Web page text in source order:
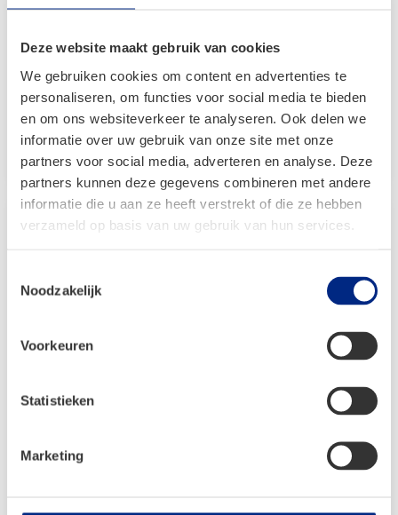
Deze website maakt gebruik van cookies
We gebruiken cookies om content en advertenties te
personaliseren, om functies voor social media te bieden
en om ons websiteverkeer te analyseren. Ook delen we
informatie over uw gebruik van onze site met onze
partners voor social media, adverteren en analyse. Deze
partners kunnen deze gegevens combineren met andere
informatie die u aan ze heeft verstrekt of die ze hebben
verzameld op basis van uw gebruik van hun services.
Noodzakelijk
Voorkeuren
Statistieken
Marketing
Vanaf:
€2.119,00
Oorspronkelijke
prijs
was:
€ 2.119,00.
€1.196,00Huidige
prijs
is:
€ 1.196,00.
Bekijken